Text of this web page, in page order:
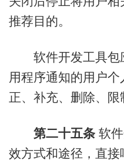
推荐目的。
软件开发工具包
用程序通知的用户
正、补充、删除、限
第二十五条软件
效方式和途径，直接